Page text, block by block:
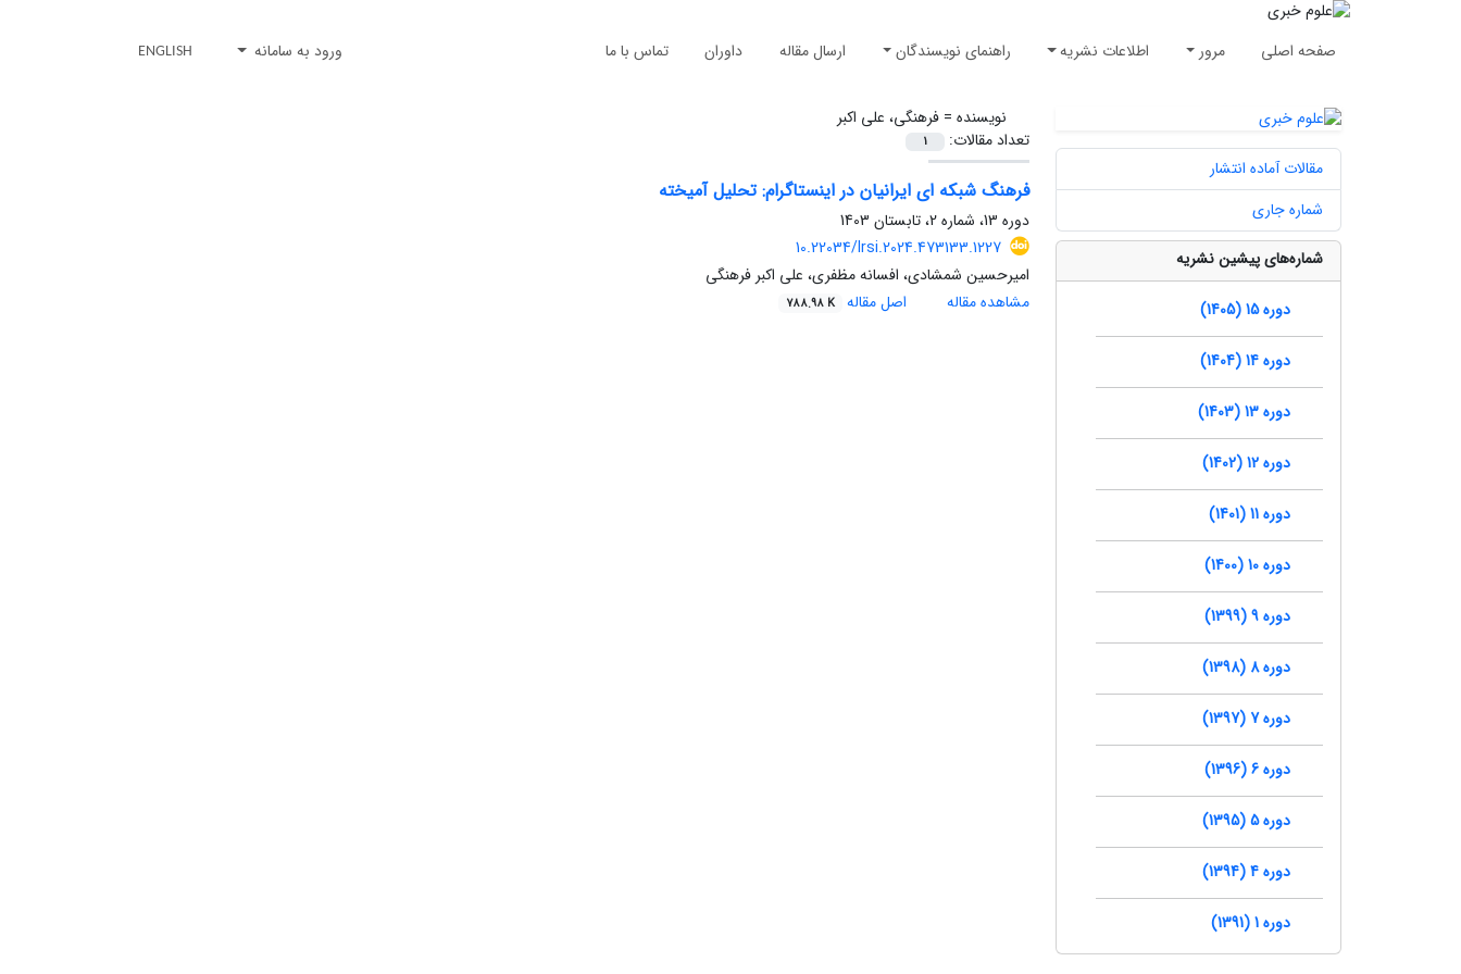
صفحه اصلی مرور اطلاعات نشریه راهنمای نویسندگان ارسال مقاله داوران تماس با ما ورود به سامانه ENGLISH
نویسنده =فرهنگی، علی اکبر
تعداد مقالات:
1
فرهنگ شبکه ای ایرانیان در اینستاگرام: تحلیل آمیخته
دوره 13، شماره 2، تابستان 1403
10.22034/lrsi.2024.473133.1227
امیرحسین شمشادی، افسانه مظفری، علی اکبر فرهنگی
مشاهده مقاله
اصل مقاله 788.98 K
مقالات آماده انتشار
شماره جاری
شماره‌های پیشین نشریه
دوره 15 (1405)
دوره 14 (1404)
دوره 13 (1403)
دوره 12 (1402)
دوره 11 (1401)
دوره 10 (1400)
دوره 9 (1399)
دوره 8 (1398)
دوره 7 (1397)
دوره 6 (1396)
دوره 5 (1395)
دوره 4 (1394)
دوره 1 (1391)